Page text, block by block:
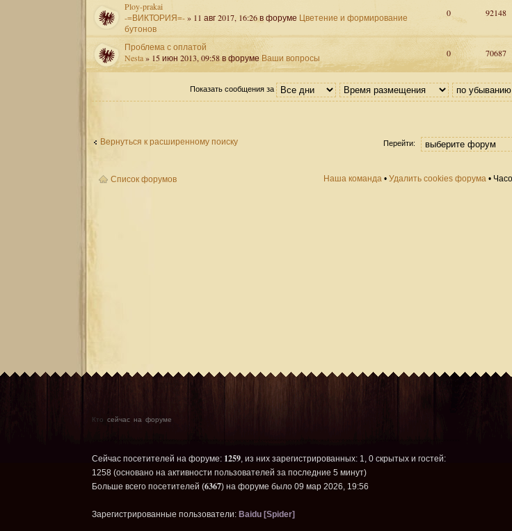
Ploy-prakai
-=ВИКТОРИЯ=-» 11 авг 2017, 16:26 в форуме Цветение и формирование
бутонов
0 92148
Проблема с оплатой
Nesta» 15 июн 2013, 09:58 в форуме Ваши вопросы 0 70687
Показать сообщения за
Вернуться к расширенному поиску Перейти:
Список форумов Наша команда • Удалить cookies форума •
Кто сейчас на форуме
Сейчас посетителей на форуме: 1259, из них зарегистрированных: 1, 0 скрытых и гостей:
1258 (основано на активности пользователей за последние 5 минут)
Больше всего посетителей (6367) на форуме было 09 мар 2026, 19:56
Зарегистрированные пользователи: Baidu [Spider]